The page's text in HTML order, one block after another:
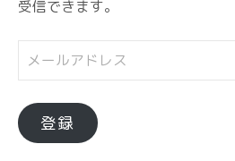
受信できます。
ー
ア
ド
登録